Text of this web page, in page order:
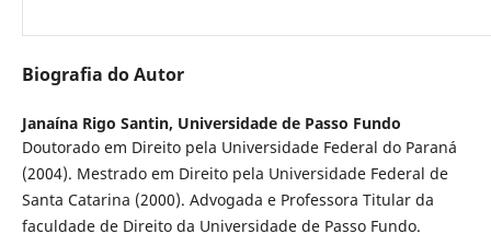
Biografia do Autor
Janaína Rigo Santin, Universidade de Passo Fundo
Doutorado em Direito pela Universidade Federal do Paraná
(2004). Mestrado em Direito pela Universidade Federal de
Santa Catarina (2000). Advogada e Professora Titular da
faculdade de Direito da Universidade de Passo Fundo.